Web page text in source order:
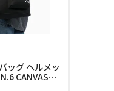
ッグ ヘルメッ
CANVAS